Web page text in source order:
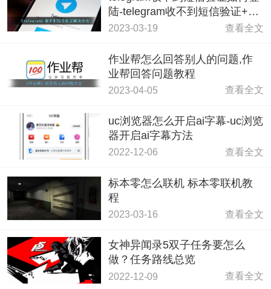
陆-telegram收不到短信验证+86
解决办法
2023-03-19 查看全文
作业帮怎么回答别人的问题,作
业帮回答问题教程
2023-04-05 查看全文
uc浏览器怎么开启ai字幕-uc浏览
器开启ai字幕方法
2022-12-06 查看全文
标本零怎么联机 标本零联机教
程
2023-03-16 查看全文
女神异闻录5双子任务要怎么
做？任务路线总览
2022-12-09 查看全文